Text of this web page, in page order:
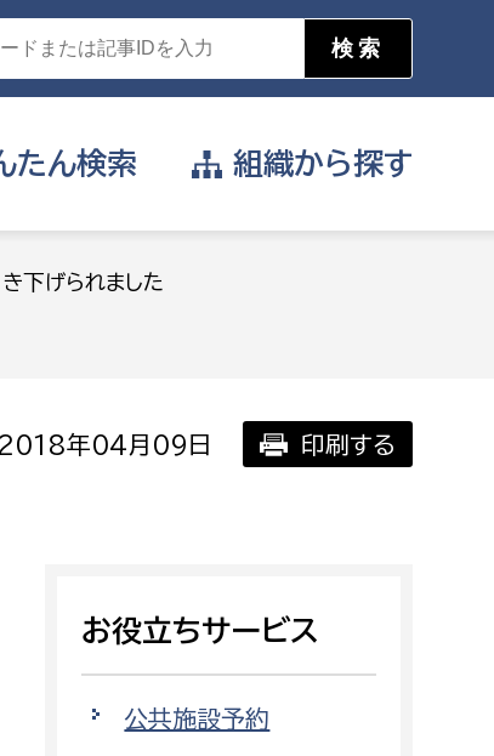
たん検索
を選択
届け出や申請をしたい
支払いをしたい
働きたい
組織から探す
環境部
下げられました
2018年04月09日 印刷する
お役立ちサービス
公共施設予約